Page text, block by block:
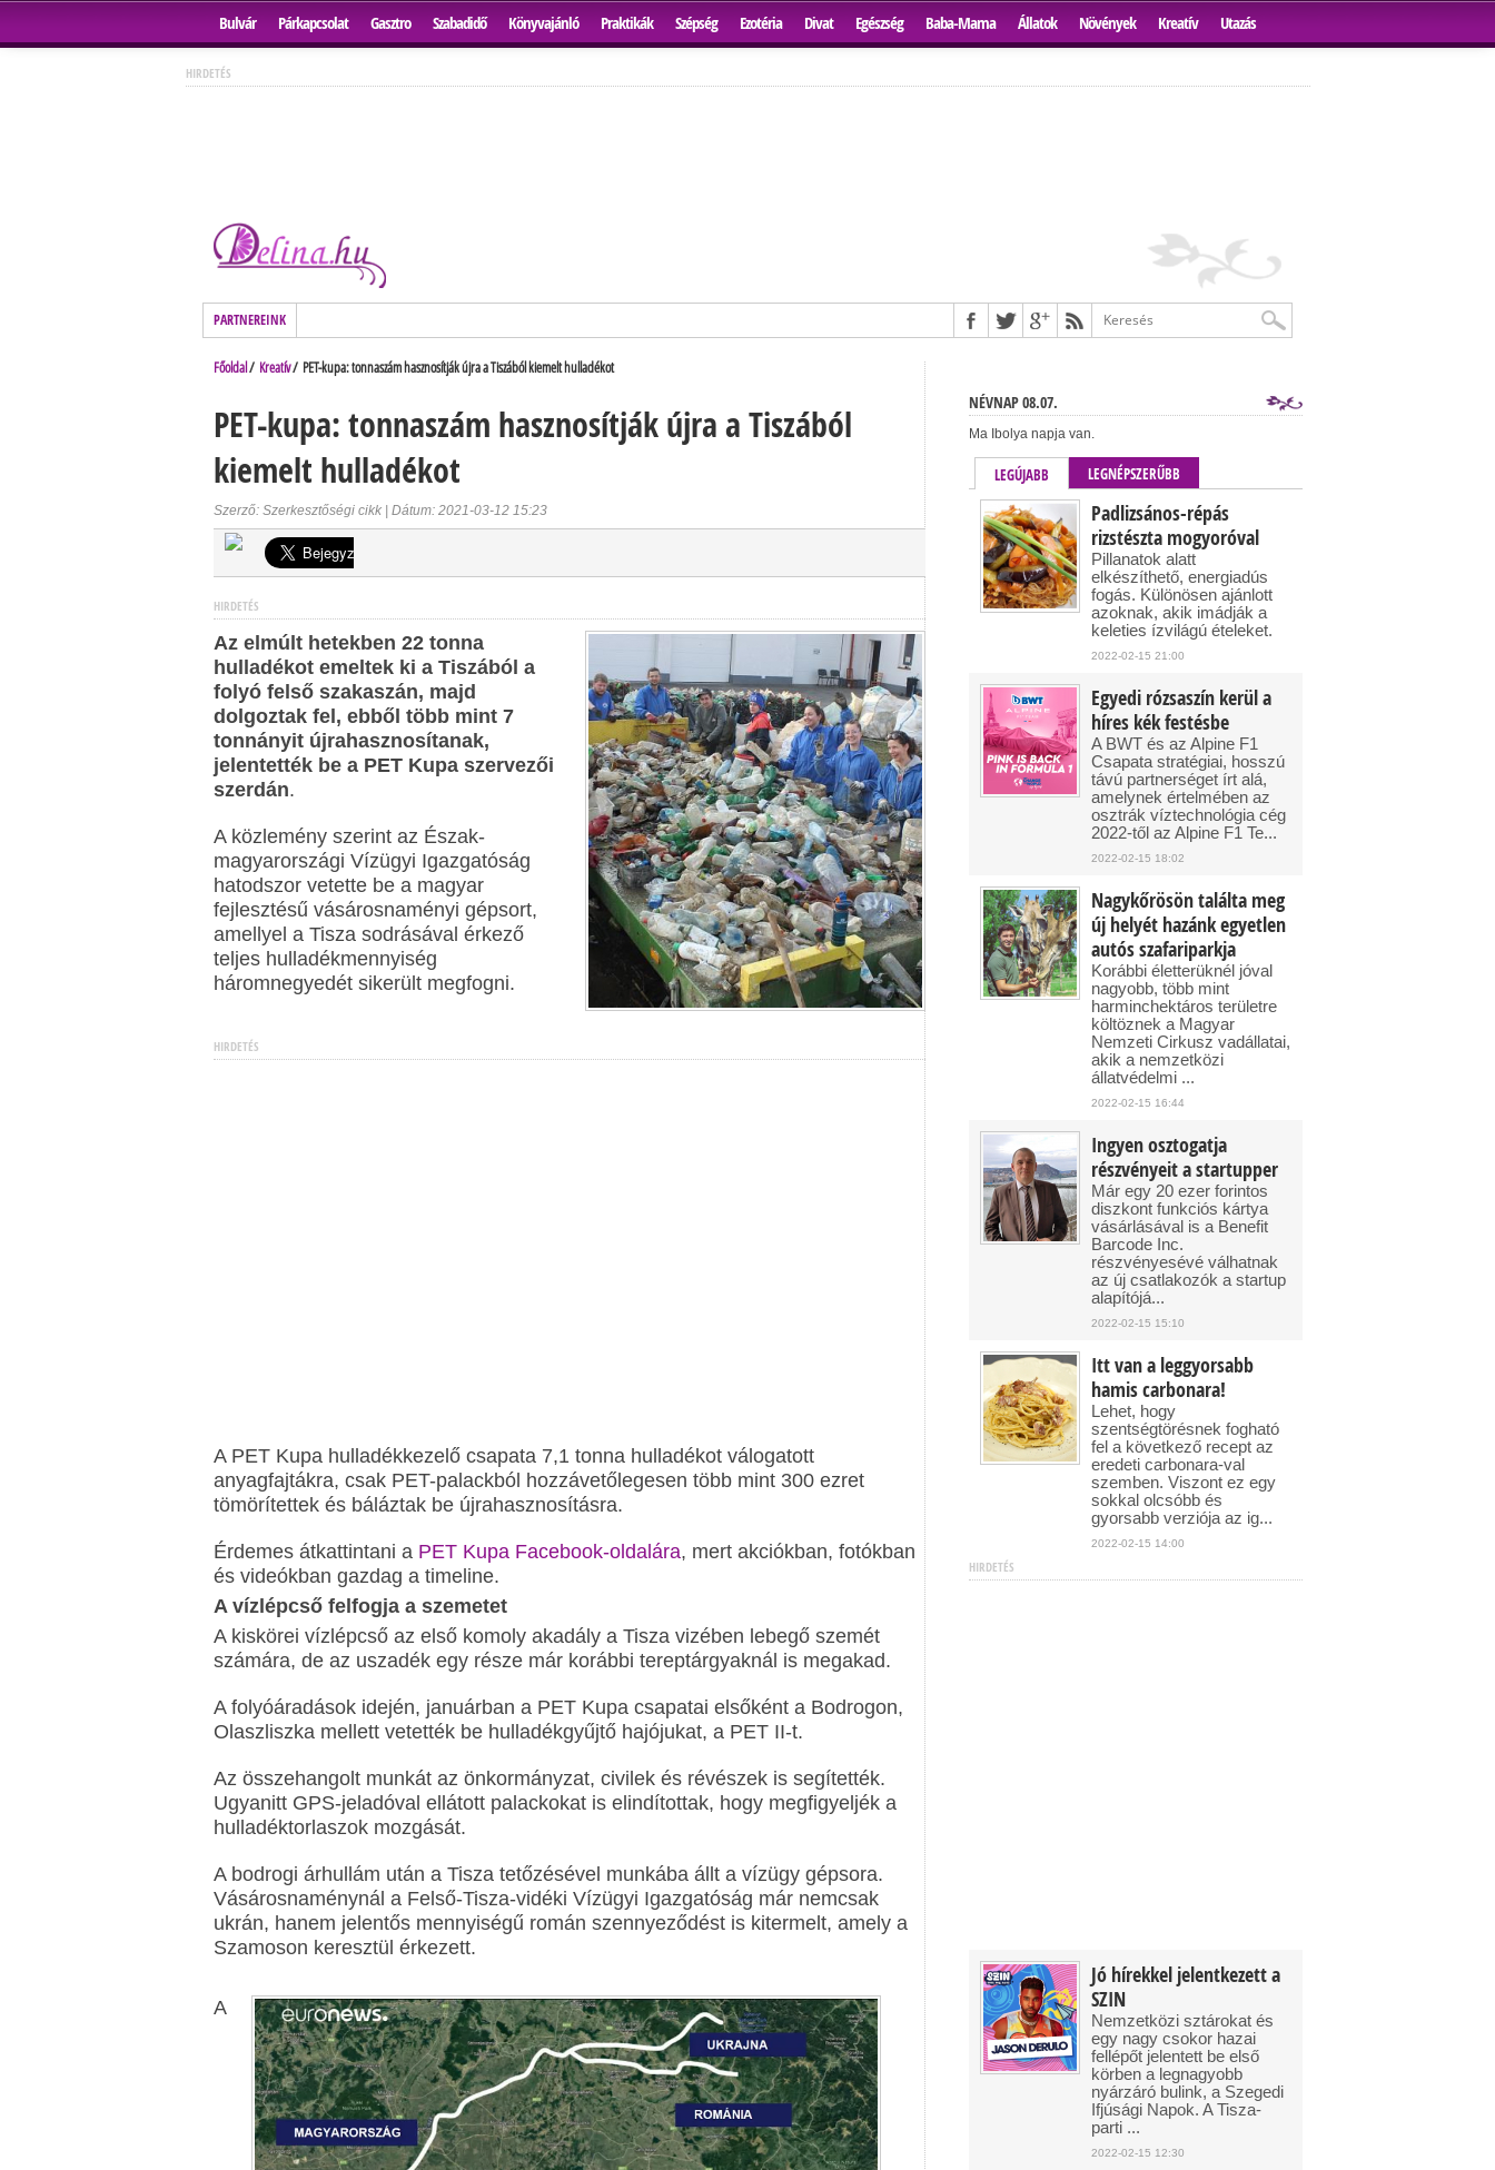
Bulvár Párkapcsolat Gasztro Szabadidő Könyvajánló Praktikák Szépség Ezotéria Divat Egészség Baba-Mama Állatok Növények Kreatív Utazás
HIRDETÉS
PARTNEREINK
Főoldal/ Kreatív/ PET-kupa: tonnaszám hasznosítják újra a Tiszából kiemelt hulladékot
PET-kupa: tonnaszám hasznosítják újra a Tiszából
kiemelt hulladékot
Szerző: Szerkesztőségi cikk | Dátum: 2021-03-12 15:23
HIRDETÉS
Az elmúlt hetekben 22 tonna
hulladékot emeltek ki a Tiszából a
folyó felső szakaszán, majd
dolgoztak fel, ebből több mint 7
tonnányit újrahasznosítanak,
jelentették be a PET Kupa szervezői
szerdán.
A közlemény szerint az Észak-
magyarországi Vízügyi Igazgatóság
hatodszor vetette be a magyar
fejlesztésű vásárosnaményi gépsort,
amellyel a Tisza sodrásával érkező
teljes hulladékmennyiség
háromnegyedét sikerült megfogni.
HIRDETÉS
A PET Kupa hulladékkezelő csapata 7,1 tonna hulladékot válogatott
anyagfajtákra, csak PET-palackból hozzávetőlegesen több mint 300 ezret
tömörítettek és báláztak be újrahasznosításra.
Érdemes átkattintani a PET Kupa Facebook-oldalára, mert akciókban, fotókban
és videókban gazdag a timeline.
A vízlépcső felfogja a szemetet
A kiskörei vízlépcső az első komoly akadály a Tisza vizében lebegő szemét
számára, de az uszadék egy része már korábbi tereptárgyaknál is megakad.
A folyóáradások idején, januárban a PET Kupa csapatai elsőként a Bodrogon,
Olaszliszka mellett vetették be hulladékgyűjtő hajójukat, a PET II-t.
Az összehangolt munkát az önkormányzat, civilek és révészek is segítették.
Ugyanitt GPS-jeladóval ellátott palackokat is elindítottak, hogy megfigyeljék a
hulladéktorlaszok mozgását.
A bodrogi árhullám után a Tisza tetőzésével munkába állt a vízügy gépsora.
Vásárosnaménynál a Felső-Tisza-vidéki Vízügyi Igazgatóság már nemcsak
ukrán, hanem jelentős mennyiségű román szennyeződést is kitermelt, amely a
Szamoson keresztül érkezett.
A
NÉVNAP 08.07.
Ma Ibolya napja van.
LEGÚJABB LEGNÉPSZERŰBB
Padlizsános-répás
rizstészta mogyoróval
Pillanatok alatt
elkészíthető, energiadús
fogás. Különösen ajánlott
azoknak, akik imádják a
keleties ízvilágú ételeket.
2022-02-15 21:00
Egyedi rózsaszín kerül a
híres kék festésbe
A BWT és az Alpine F1
Csapata stratégiai, hosszú
távú partnerséget írt alá,
amelynek értelmében az
osztrák víztechnológia cég
2022-től az Alpine F1 Te...
2022-02-15 18:02
Nagykőrösön találta meg
új helyét hazánk egyetlen
autós szafariparkja
Korábbi életterüknél jóval
nagyobb, több mint
harminchektáros területre
költöznek a Magyar
Nemzeti Cirkusz vadállatai,
akik a nemzetközi
állatvédelmi ...
2022-02-15 16:44
Ingyen osztogatja
részvényeit a startupper
Már egy 20 ezer forintos
diszkont funkciós kártya
vásárlásával is a Benefit
Barcode Inc.
részvényesévé válhatnak
az új csatlakozók a startup
alapítójá...
2022-02-15 15:10
Itt van a leggyorsabb
hamis carbonara!
Lehet, hogy
szentségtörésnek fogható
fel a következő recept az
eredeti carbonara-val
szemben. Viszont ez egy
sokkal olcsóbb és
gyorsabb verziója az ig...
2022-02-15 14:00
HIRDETÉS
Jó hírekkel jelentkezett a
SZIN
Nemzetközi sztárokat és
egy nagy csokor hazai
fellépőt jelentett be első
körben a legnagyobb
nyárzáró bulink, a Szegedi
Ifjúsági Napok. A Tisza-
parti ...
2022-02-15 12:30